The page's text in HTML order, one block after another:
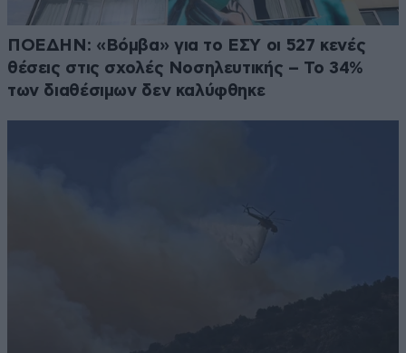
ΠΟΕΔΗΝ: «Βόμβα» για το ΕΣΥ οι 527 κενές
θέσεις στις σχολές Νοσηλευτικής – Το 34%
των διαθέσιμων δεν καλύφθηκε